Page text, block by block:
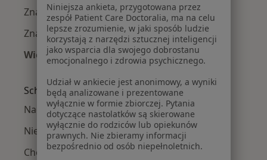
Znamiona w Sopocie
Znamiona w Rumi
Więcej (5)
Więcej w kategorii: W pobliżu Gdyni
Schorzenia w Gdyni
Nadciśnienie tętnicze w Gdyni
Niewydolność serca w Gdyni
Choroby serca w Gdyni
Niniejsza ankieta, przygotowana przez
zespół Patient Care Doctoralia, ma na celu
lepsze zrozumienie, w jaki sposób ludzie
korzystają z narzędzi sztucznej inteligencji
jako wsparcia dla swojego dobrostanu
emocjonalnego i zdrowia psychicznego.
Udział w ankiecie jest anonimowy, a wyniki
będą analizowane i prezentowane
wyłącznie w formie zbiorczej. Pytania
dotyczące nastolatków są skierowane
wyłącznie do rodziców lub opiekunów
prawnych. Nie zbieramy informacji
bezpośrednio od osób niepełnoletnich.